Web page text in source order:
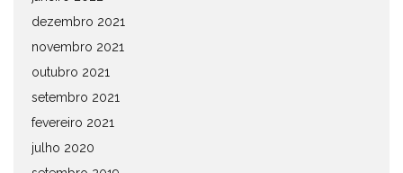
dezembro 2021
novembro 2021
outubro 2021
setembro 2021
fevereiro 2021
julho 2020